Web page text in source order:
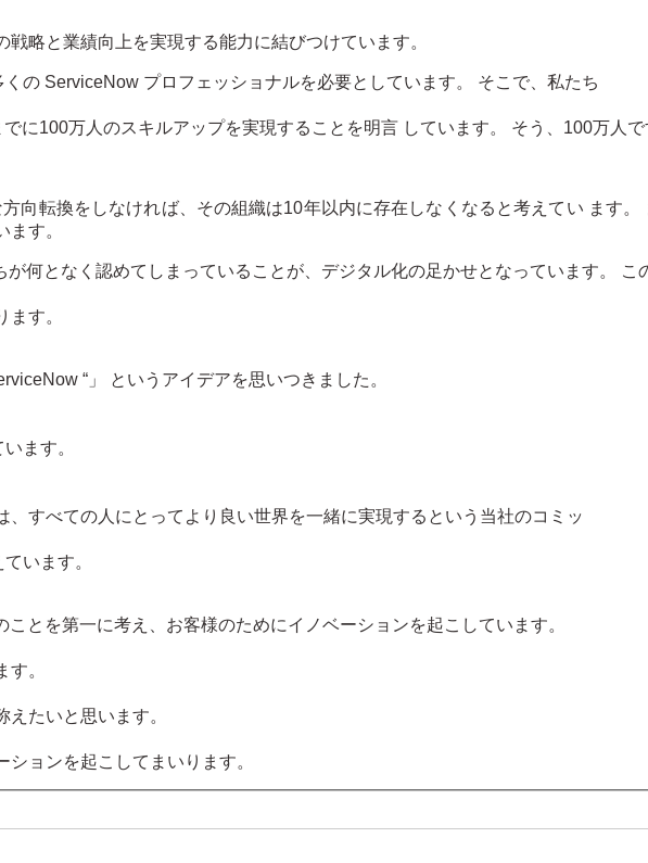
略と業績向上を実現する能力に結びつけています。
の ServiceNow プロフェッショナルを必要としています。 そこで、私たち
に100万人のスキルアップを実現することを明言 しています。 そう、100万人で
向転換をしなければ、その組織は10年以内に存在しなくなると考えてい ます
す。
何となく認めてしまっていることが、デジタル化の足かせとなっています。 こ
す。
“」 というアイデアを思いつきました。
ます。
すべての人にとってより良い世界を一緒に実現するという当社のコミッ
います。
とを第一に考え、お客様のためにイノベーションを起こしています。
。
たいと思います。
ョンを起こしてまいります。